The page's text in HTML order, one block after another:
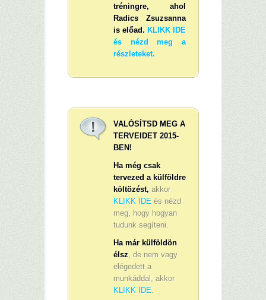
tréningre, ahol
Radics Zsuzsanna
is előad. KLIKK IDE
és nézd meg a
részleteket.
VALÓSÍTSD MEG A
TERVEIDET 2015-
BEN!
Ha még csak
tervezed a külföldre
költözést, akkor
KLIKK IDE és nézd
meg, hogy hogyan
tudunk segíteni.
Ha már külföldön
élsz, de nem vagy
elégedett a
munkáddal, akkor
KLIKK IDE.